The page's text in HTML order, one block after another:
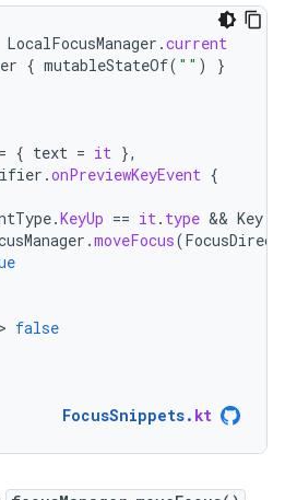
LocalFocusManager .current
{ mutableStateOf( "" ) }
= { text = it },
.onPreviewKeyEvent {
.KeyUp == it. type && Key
.moveFocus(
> false
FocusSnippets. kt